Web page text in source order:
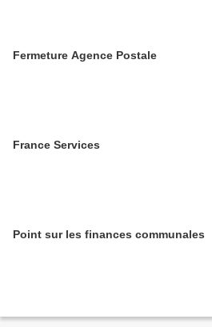
Fermeture Agence Postale
France Services
Point sur les finances communales